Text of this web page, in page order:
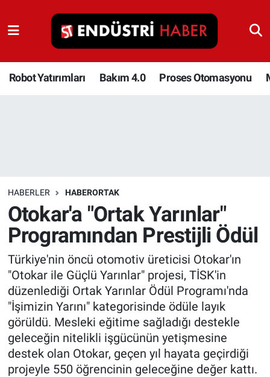
Robot Yatırımları Bakım 4.0 Proses Otomasyonu
HABERLER HABERORTAK
Otokar'a "Ortak Yarınlar"
Programından Prestijli Ödül
Türkiye'nin öncü otomotiv üreticisi Otokar'ın
"Otokar ile Güçlü Yarınlar" projesi, TİSK'in
düzenlediği Ortak Yarınlar Ödül Programı'nda
"İşimizin Yarını" kategorisinde ödüle layık
görüldü. Mesleki eğitime sağladığı destekle
geleceğin nitelikli işgücünün yetişmesine
destek olan Otokar, geçen yıl hayata geçirdiği
projeyle 550 öğrencinin geleceğine değer kattı.
Robot Yatırımları
Bakım 4.0
İnşaat ve Malzeme
HaberOrtak
EndüstriST
Enerjisini Üreten Fabrikalar
Endüstri 4.0 Uygulamaları